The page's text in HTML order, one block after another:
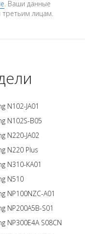
. Ваши данные
лицам.
N102-JA01
N102S-B05
N220-JA02
N220 Plus
N310-KA01
N510
NP100NZC-A01
NP200A5B-S01
NP300E4A S08CN